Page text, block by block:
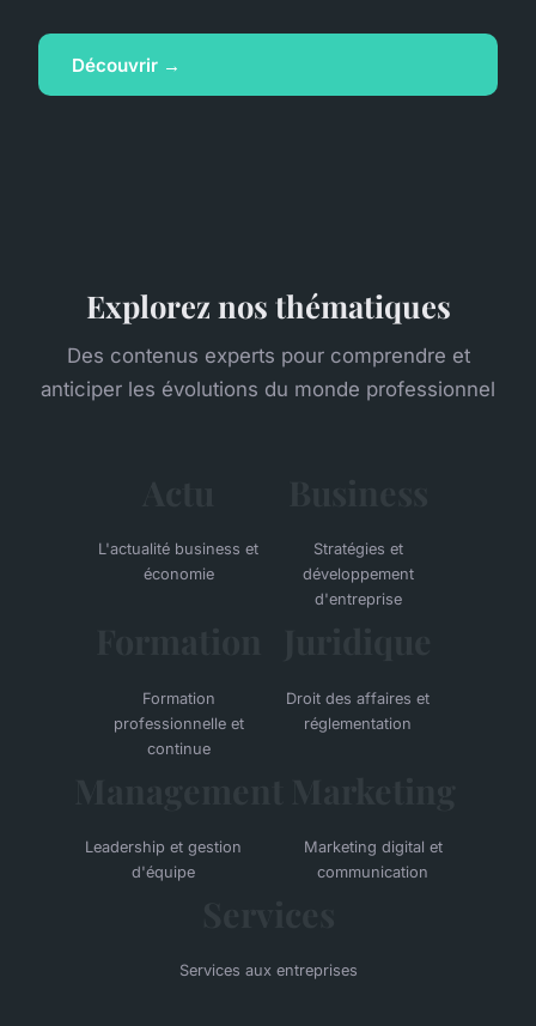
Découvrir →
Explorez nos thématiques
Des contenus experts pour comprendre et
anticiper les évolutions du monde professionnel
L'actualité business et
économie
Stratégies et
développement
d'entreprise
Formation
professionnelle et
continue
Droit des affaires et
réglementation
Leadership et gestion
d'équipe
Marketing digital et
communication
Services aux entreprises